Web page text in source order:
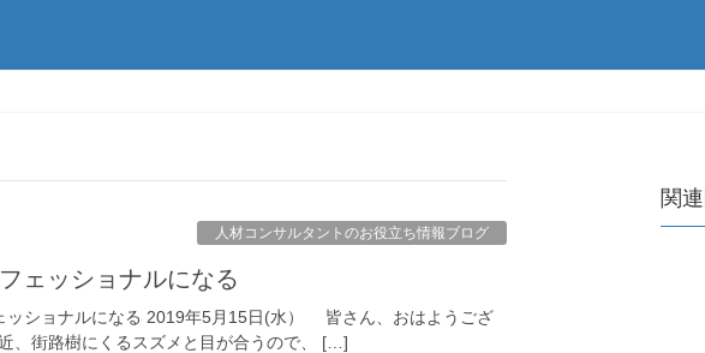
人材コンサルタントのお役立ち情報ブログ
ェッショナルになる
ショナルになる 2019年5月15日(水） 皆さん、おはようござ
街路樹にくるスズメと目が合うので、 […]
関